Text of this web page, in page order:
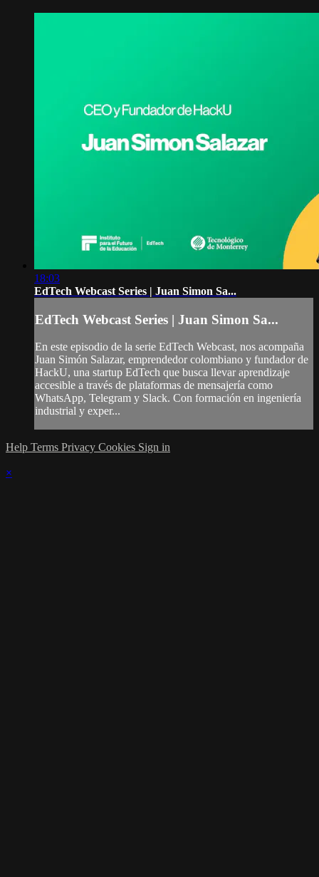
18:03
EdTech Webcast Series | Juan Simon Sa...
EdTech Webcast Series | Juan Simon Sa...
En este episodio de la serie EdTech Webcast, nos acompaña
Juan Simón Salazar, emprendedor colombiano y fundador de
HackU, una startup EdTech que busca llevar aprendizaje
accesible a través de plataformas de mensajería como
WhatsApp, Telegram y Slack. Con formación en ingeniería
industrial y exper...
Help Terms Privacy Cookies Sign in
×